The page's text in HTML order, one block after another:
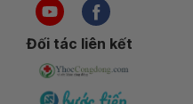
Đối tác liên kết